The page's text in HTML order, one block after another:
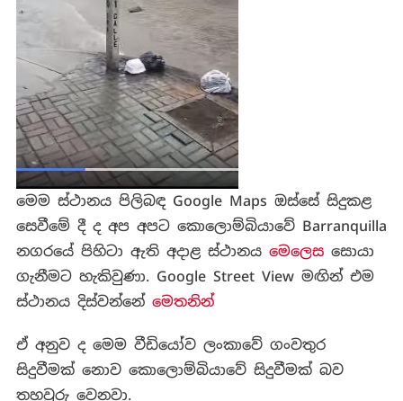
මෙම ස්ථානය පිලිබඳ Google Maps ඔස්සේ සිදුකළ
සෙවීමේ දී ද අප අපට කොලොම්බියාවේ Barranquilla
නගරයේ පිහිටා ඇති අදාළ ස්ථානය මෙලෙසසොයා
ගැනීමට හැකිවුණා. Google Street View මඟින් එම
ස්ථානය දිස්වන්නේ මෙතනින්
ඒ අනුව ද මෙම වීඩියෝව ලංකාවේ ගංවතුර
සිදුවීමක් නොව කොලොම්බියාවේ සිදුවීමක් බව
තහවුරු වෙනවා.